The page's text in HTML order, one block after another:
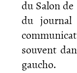
du Salon
du
souvent
gaucho.